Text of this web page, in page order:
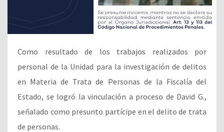
Como resultado de los trabajos realizados por
personal de la Unidad para la investigación de delitos
en Materia de Trata de Personas de la Fiscalía del
Estado, se logró la vinculación a proceso de David G.,
señalado como presunto partícipe en el delito de trata
de personas.